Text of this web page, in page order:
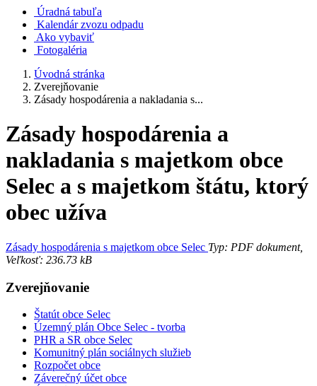
Úradná tabuľa
Kalendár zvozu odpadu
Ako vybaviť
Fotogaléria
Úvodná stránka
Zverejňovanie
Zásady hospodárenia a nakladania s...
Zásady hospodárenia a
nakladania s majetkom obce
Selec a s majetkom štátu, ktorý
obec užíva
Zásady hospodárenia s majetkom obce Selec Typ: PDF dokument,
Veľkosť: 236.73 kB
Zverejňovanie
Štatút obce Selec
Územný plán Obce Selec - tvorba
PHR a SR obce Selec
Komunitný plán sociálnych služieb
Rozpočet obce
Záverečný účet obce